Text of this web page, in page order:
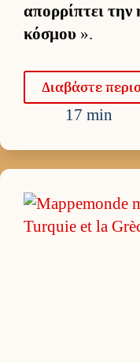
απορ­ρίπτει
κόσμου ».
Δια­βάστε
17 min